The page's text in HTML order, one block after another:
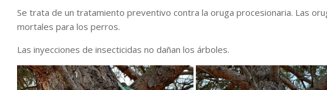
Se trata de un tratamiento preventivo contra la oruga procesionaria. Las
mortales para los perros.
Las inyecciones de insecticidas no dañan los árboles.